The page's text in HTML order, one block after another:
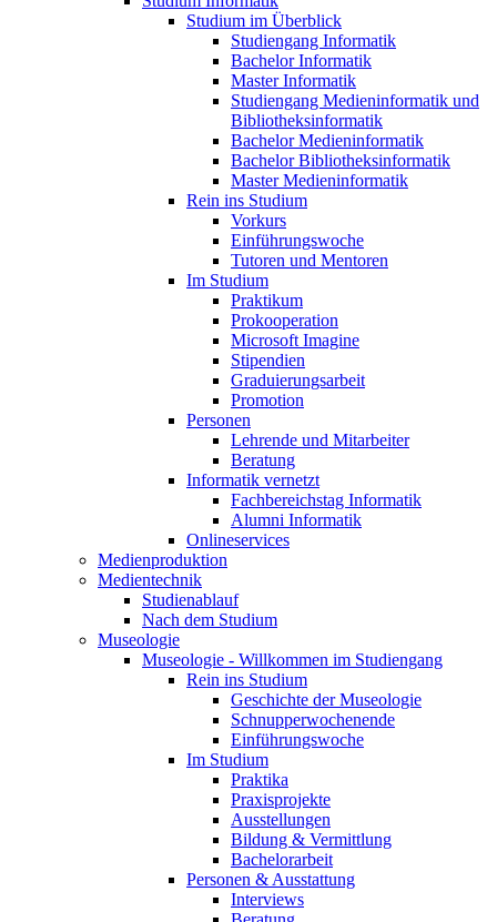
Studium im Überblick
Studiengang Informatik
Bachelor Informatik
Master Informatik
Studiengang Medieninformatik und
Bibliotheksinformatik
Bachelor Medieninformatik
Bachelor Bibliotheksinformatik
Master Medieninformatik
Rein ins Studium
Vorkurs
Einführungswoche
Tutoren und Mentoren
Im Studium
Praktikum
Prokooperation
Microsoft Imagine
Stipendien
Graduierungsarbeit
Promotion
Personen
Lehrende und Mitarbeiter
Beratung
Informatik vernetzt
Fachbereichstag Informatik
Alumni Informatik
Onlineservices
Medienproduktion
Medientechnik
Studienablauf
Nach dem Studium
Museologie
Museologie - Willkommen im Studiengang
Rein ins Studium
Geschichte der Museologie
Schnupperwochenende
Einführungswoche
Im Studium
Praktika
Praxisprojekte
Ausstellungen
Bildung & Vermittlung
Bachelorarbeit
Personen & Ausstattung
Interviews